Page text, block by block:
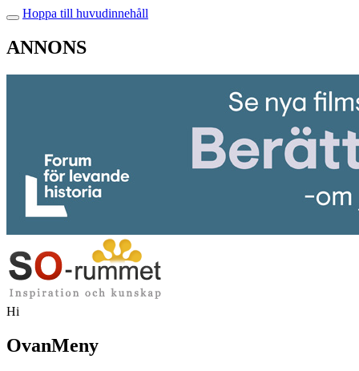
Hoppa till huvudinnehåll
ANNONS
Hi
OvanMeny